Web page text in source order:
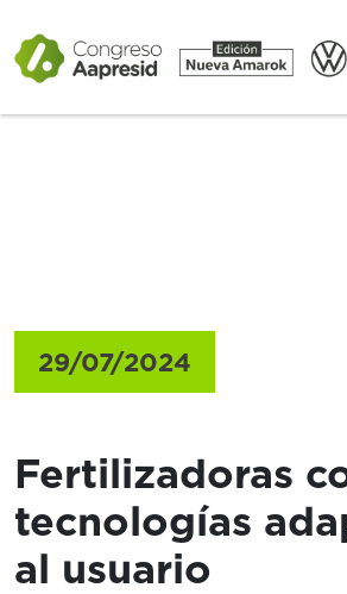
29/07/2024
Fertilizadoras
tecnologías
al usuario